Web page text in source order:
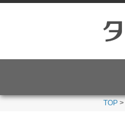
TOP >